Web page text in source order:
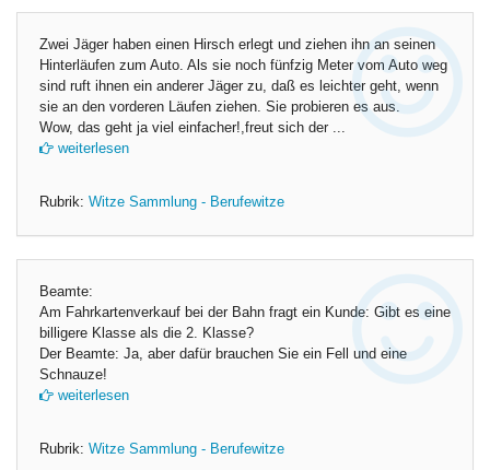
Zwei Jäger haben einen Hirsch erlegt und ziehen ihn an seinen
Hinterläufen zum Auto. Als sie noch fünfzig Meter vom Auto weg
sind ruft ihnen ein anderer Jäger zu, daß es leichter geht, wenn
sie an den vorderen Läufen ziehen. Sie probieren es aus.
Wow, das geht ja viel einfacher!,freut sich der ...
weiterlesen
Rubrik: Witze Sammlung - Berufewitze
Beamte:
Am Fahrkartenverkauf bei der Bahn fragt ein Kunde: Gibt es eine
billigere Klasse als die 2. Klasse?
Der Beamte: Ja, aber dafür brauchen Sie ein Fell und eine
Schnauze!
weiterlesen
Rubrik: Witze Sammlung - Berufewitze